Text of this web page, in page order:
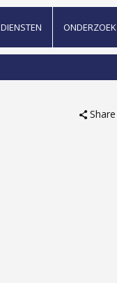
DIENSTEN ONDERZOEK
Share